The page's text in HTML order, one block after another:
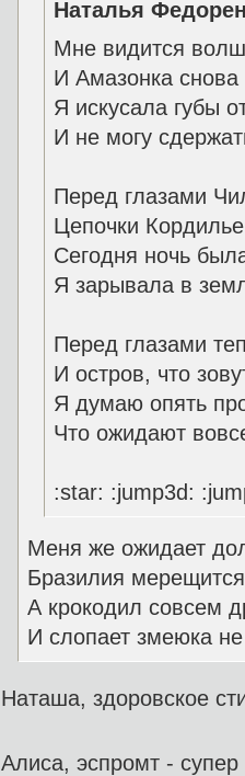
Наталья
Мне видится
И Амазонка
Я искусала губы
И не могу
Перед глазами
Цепочки
Сегодня ночь
Я зарывала в
Перед глазами
И остров, что
Я думаю опять
Что ожидают
:star: :jump3d:
Меня же ожидает
Бразилия
А крокодил совсем
И слопает змеюка
Наташа, здоровское
Алиса, эспромт -